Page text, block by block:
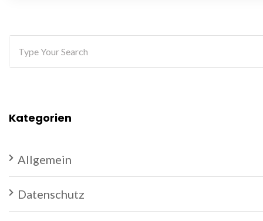
Kategorien
Allgemein
Datenschutz